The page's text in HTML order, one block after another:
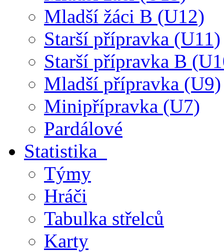
Mladší žáci B (U12)
Starší přípravka (U11)
Starší přípravka B
Mladší přípravka (U9)
Minipřípravka (U7)
Pardálové
Statistika
Týmy
Hráči
Tabulka střelců
Karty